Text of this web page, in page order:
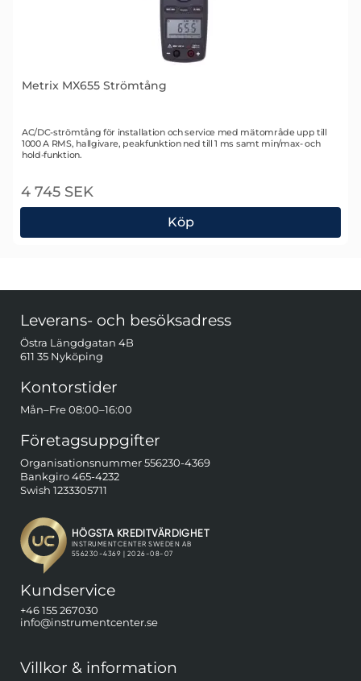
Metrix MX655 Strömtång
Art. nr 1117
AC/DC-strömtång för installation och service med mätområde upp till
1000 A RMS, hallgivare, peakfunktion ned till 1 ms samt min/max- och
hold-funktion.
4 745 SEK
Köp
Metrix MX655 Strömtång
Leverans- och besöksadress
Östra Längdgatan 4B
611 35 Nyköping
Kontorstider
Mån–Fre 08:00–16:00
Företagsuppgifter
Organisationsnummer 556230-4369
Bankgiro 465-4232
Swish 1233305711
Kundservice
+46 155 267030
info@instrumentcenter.se
Villkor & information